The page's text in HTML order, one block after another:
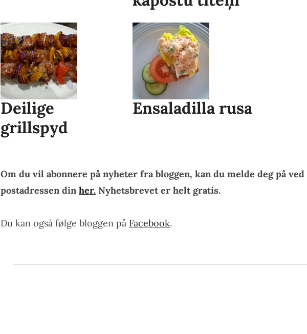
Deilige
grillspyd
Ensaladilla rusa
Om du vil abonnere på nyheter fra bloggen, kan du melde deg på ved
postadressen din her. Nyhetsbrevet er helt gratis.
Du kan også følge bloggen på Facebook.